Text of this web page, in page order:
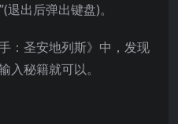
出后弹出键盘)。
：圣安地列斯》中，发现
入秘籍就可以。